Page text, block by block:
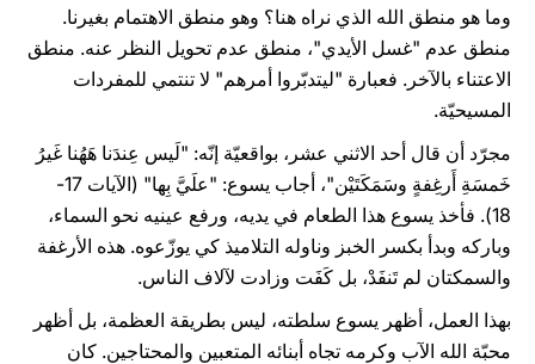
وما هو منطق الله الذي نراه هنا؟ وهو منطق الاهتمام بغيرنا.
منطق عدم "غسل الأيدي"، منطق عدم تحويل النظر عنه. منطق
الاعتناء بالآخر. فعبارة "ليتدبّروا أمرهم" لا تنتمي للمفردات
المسيحيّة.
مجرّد أن قال أحد الاثني عشر، بواقعيّة إنّه: "لَيس عِندَنا هَهُنا غَيرُ
خَمسَةِ أَرغِفةٍ وسَمَكَتَيْن"، أجاب يسوع: "علَيَّ بِها" (الآيات 17-
18). فأخذ يسوع هذا الطعام في يديه، ورفع عينيه نحو السماء،
وباركه وبدأ بكسر الخبز وناوله التلاميذ كي يوزّعوه. هذه الأرغفة
والسمكتان لم تَنفَدْ، بل كَفَت وزادت لآلاف الناس.
بهذا العمل، أظهر يسوع سلطته، ليس بطريقة العظمة، بل أظهر
محبّة الله الآب وكرمه تجاه أبنائه المتعبين والمحتاجين. كان